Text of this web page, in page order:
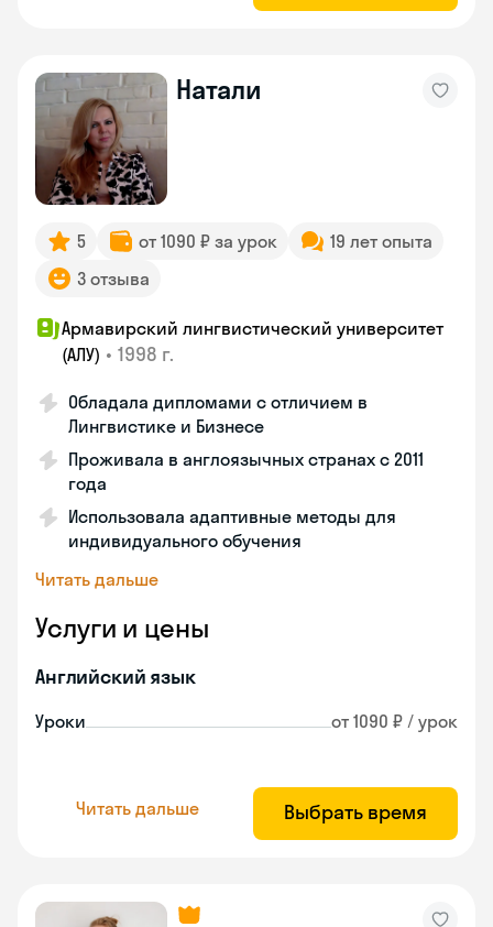
Натали
5 от 1090 ₽ за урок
19 лет опыта
3 отзыва
Армавирский лингвистический университет
(АЛУ) • 1998 г.
Обладала дипломами с отличием в
Лингвистике и Бизнесе
Проживала в англоязычных странах с 2011
года
Использовала адаптивные методы для
индивидуального обучения
Читать дальше
Услуги и цены
Английский язык
Уроки от 1090 ₽ / урок
Читать дальше Выбрать время